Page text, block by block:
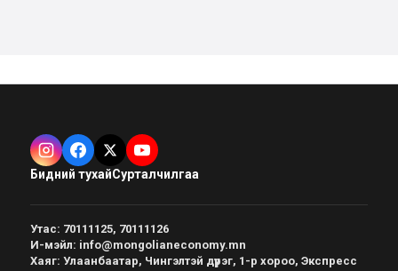
Бидний тухайСурталчилгаа
Утас: 70111125, 70111126
И-мэйл: info@mongolianeconomy.mn
Хаяг: Улаанбаатар, Чингэлтэй дүүрэг, 1-р хороо, Экспресс